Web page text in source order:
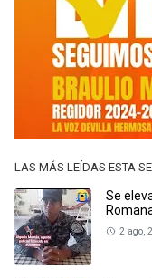
LAS MÁS LEÍDAS ESTA
Se
2 ago,